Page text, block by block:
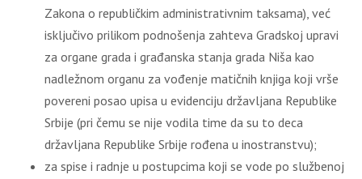
Zakona o republičkim administrativnim taksama), već
isključivo prilikom podnošenja zahteva Gradskoj upravi
za organe grada i građanska stanja grada Niša kao
nadležnom organu za vođenje matičnih knjiga koji vrše
povereni posao upisa u evidenciju državljana Republike
Srbije (pri čemu se nije vodila time da su to deca
državljana Republike Srbije rođena u inostranstvu);
za spise i radnje u postupcima koji se vode po službenoj